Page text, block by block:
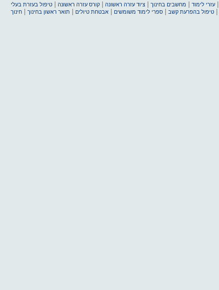
עזרי לימוד מחשבים בחינוך |ציוד עזרה ראשונה |קורס עזרה ראשונה |טיפול בעזרת בעלי
|טיפול בהפרעת קשב |ספרי לימוד משומשים |אבטחת טיולים תואר ראשון בחינוך |חינוך